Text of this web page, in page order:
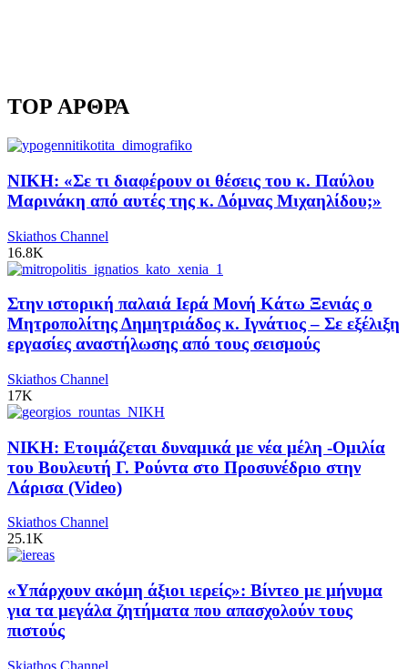
TOP ΑΡΘΡΑ
ΝΙΚΗ: «Σε τι διαφέρουν οι θέσεις του κ. Παύλου
Μαρινάκη από αυτές της κ. Δόμνας Μιχαηλίδου;»
Skiathos Channel
16.8K
Στην ιστορική παλαιά Ιερά Μονή Κάτω Ξενιάς ο
Μητροπολίτης Δημητριάδος κ. Ιγνάτιος – Σε εξέλιξη
εργασίες αναστήλωσης από τους σεισμούς
Skiathos Channel
17K
ΝΙΚΗ: Ετοιμάζεται δυναμικά με νέα μέλη -Ομιλία
του Βουλευτή Γ. Ρούντα στο Προσυνέδριο στην
Λάρισα (Video)
Skiathos Channel
25.1K
«Υπάρχουν ακόμη άξιοι ιερείς»: Βίντεο με μήνυμα
για τα μεγάλα ζητήματα που απασχολούν τους
πιστούς
Skiathos Channel